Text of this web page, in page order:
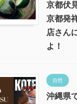
京都伏
京都発
店さん
よ！
自然
沖縄県